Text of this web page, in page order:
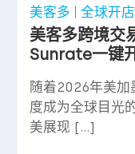
美客多 全球开店
美客多跨境交
Sunrate一键
随着2026年美加
度成为全球目光
美展现 […]